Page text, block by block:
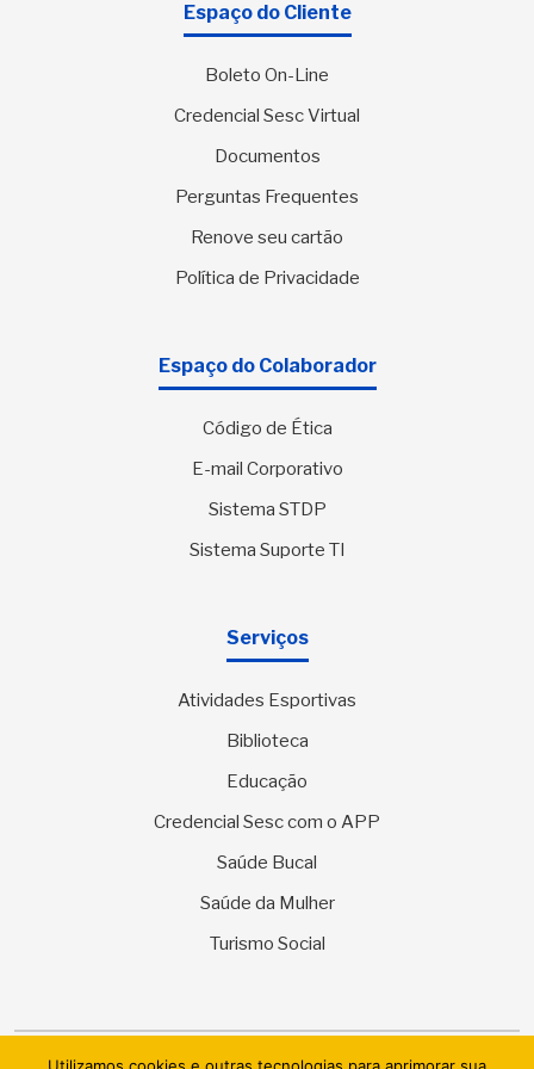
Espaço do Cliente
Boleto On-Line
Credencial Sesc Virtual
Documentos
Perguntas Frequentes
Renove seu cartão
Política de Privacidade
Espaço do Colaborador
Código de Ética
E-mail Corporativo
Sistema STDP
Sistema Suporte TI
Serviços
Atividades Esportivas
Biblioteca
Educação
Credencial Sesc com o APP
Saúde Bucal
Saúde da Mulher
Turismo Social